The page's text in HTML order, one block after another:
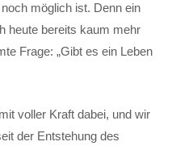
möglich ist. Denn ein
heute bereits kaum mehr
Frage: „Gibt es ein Leben
voller Kraft dabei, und wir
der Entstehung des